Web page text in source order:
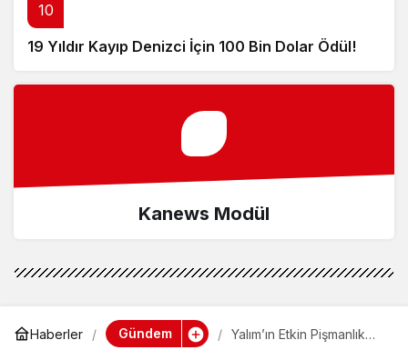
10
19 Yıldır Kayıp Denizci İçin 100 Bin Dolar Ödül!
Kanews Modül
Haberler Gündem
Yalım’ın Etkin Pişmanlık